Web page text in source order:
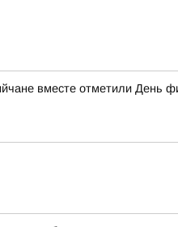
вместе отметили День